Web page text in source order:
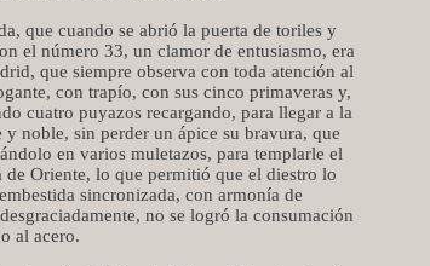
que cuando se abrió la puerta de toriles y
el número 33, un clamor de entusiasmo, era
que siempre observa con toda atención al
con trapío, con sus cinco primaveras y,
cuatro puyazos recargando, para llegar a la
noble, sin perder un ápice su bravura, que
en varios muletazos, para templarle el
de Oriente, lo que permitió que el diestro lo
sincronizada, con armonía de
no se logró la consumación
al acero.